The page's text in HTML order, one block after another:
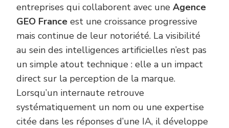
entreprises qui collaborent avec une Agence
GEO France est une croissance progressive
mais continue de leur notoriété. La visibilité
au sein des intelligences artificielles n’est pas
un simple atout technique : elle a un impact
direct sur la perception de la marque.
Lorsqu’un internaute retrouve
systématiquement un nom ou une expertise
citée dans les réponses d’une IA, il développe